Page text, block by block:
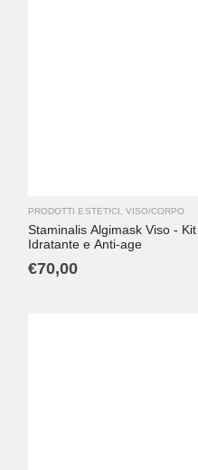
PRODOTTI ESTETICI, VISO/CORPO
Staminalis Algimask Viso -
Idratante e Anti-age
€70,00